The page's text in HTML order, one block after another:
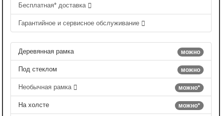
Бесплатная* доставка
Гарантийное и сервисное обслуживание
можно
Деревянная рамка
можно
Под стеклом
можно*
Необычная рамка
можно*
На холсте